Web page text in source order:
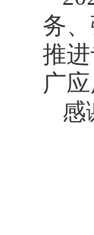
务
推
广
感